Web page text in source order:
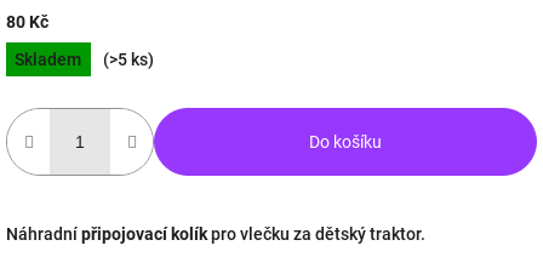
80 Kč
Měrná
cena:
Skladem (>5 ks)
Do košíku
Náhradnípřipojovací kolíkpro vlečku za dětský traktor.